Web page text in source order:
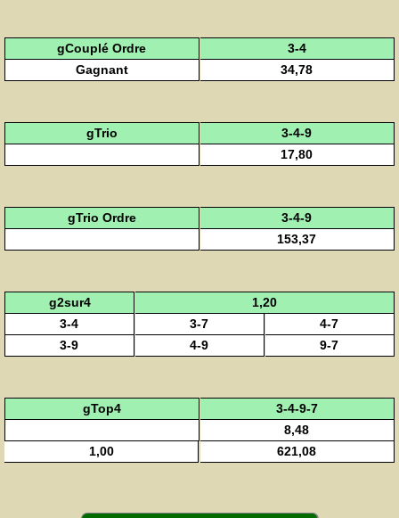
gCouplé Ordre
3-4
Gagnant
34,78
gTrio
3-4-9
17,80
gTrio Ordre
3-4-9
153,37
g2sur4
1,20
3-4
3-7
4-7
3-9
4-9 9-7
gTop4
3-4-9-7
8,48
1,00
621,08